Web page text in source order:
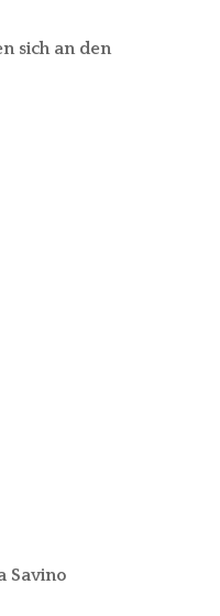
sich an den
Savino